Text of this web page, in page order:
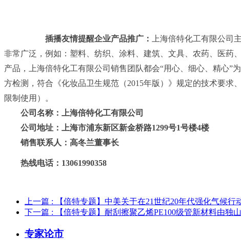
插播友情提醒企业产品推广：
上海倍特化工有限公司
非常广泛，例如：塑料、纺织、涂料、建筑、文具、农药、医药
产品，上海倍特化工有限公司销售团队都会“用心、细心、精心
方检测，符合《化妆品卫生规范（2015年版）》规定的技术要求
限制使用）。
公司名称：上海倍特化工有限公司
公司地址：上海市浦东新区新金桥路1299号1号楼4楼
销售联系人：高冬兰董事长
热线电话：13061990358
上一篇 : 【倍特专题】中美关于在21世纪20年代强化气候行
下一篇 : 【倍特专题】耐刮擦聚乙烯PE100级管新材料由独
专家论市